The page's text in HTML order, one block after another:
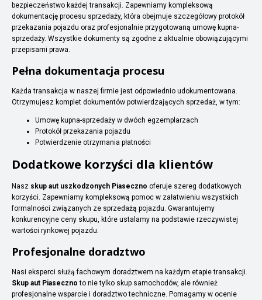
bezpieczeństwo każdej transakcji. Zapewniamy kompleksową
dokumentację procesu sprzedaży, która obejmuje szczegółowy protokół
przekazania pojazdu oraz profesjonalnie przygotowaną umowę kupna-
sprzedaży. Wszystkie dokumenty są zgodne z aktualnie obowiązującymi
przepisami prawa.
Pełna dokumentacja procesu
Każda transakcja w naszej firmie jest odpowiednio udokumentowana.
Otrzymujesz komplet dokumentów potwierdzających sprzedaż, w tym:
Umowę kupna-sprzedaży w dwóch egzemplarzach
Protokół przekazania pojazdu
Potwierdzenie otrzymania płatności
Dodatkowe korzyści dla klientów
Nasz skup aut uszkodzonych Piaseczno oferuje szereg dodatkowych
korzyści. Zapewniamy kompleksową pomoc w załatwieniu wszystkich
formalności związanych ze sprzedażą pojazdu. Gwarantujemy
konkurencyjne ceny skupu, które ustalamy na podstawie rzeczywistej
wartości rynkowej pojazdu.
Profesjonalne doradztwo
Nasi eksperci służą fachowym doradztwem na każdym etapie transakcji.
Skup aut Piaseczno to nie tylko skup samochodów, ale również
profesjonalne wsparcie i doradztwo techniczne. Pomagamy w ocenie